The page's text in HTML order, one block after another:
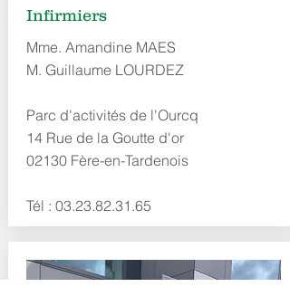
Infirmiers
Mme. Amandine MAES
M. Guillaume LOURDEZ
Parc d'activités de l'Ourcq
14 Rue de la Goutte d'or
02130 Fère-en-Tardenois
Tél : 03.23.82.31.65